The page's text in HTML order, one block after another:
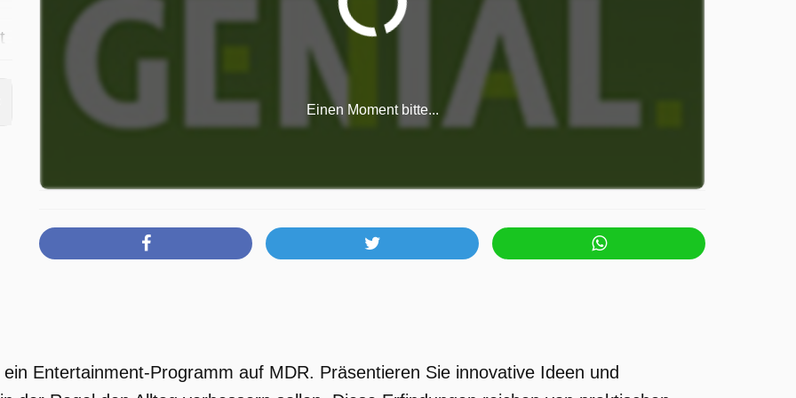
Einen Moment bitte...
Entertainment-Programm auf MDR. Präsentieren Sie innovative Ideen und